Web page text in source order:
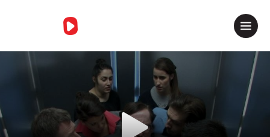
Merci de contacter le support